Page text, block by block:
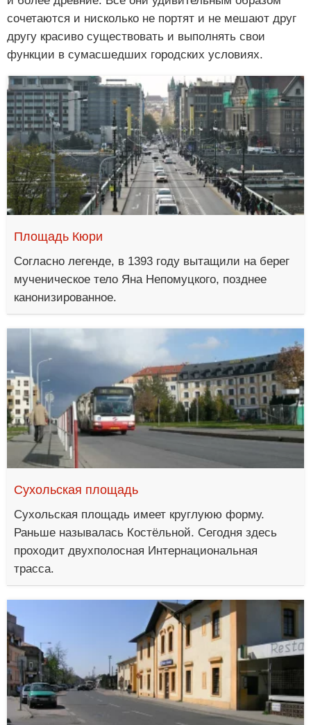
сочетаются и нисколько не портят и не мешают друг
другу красиво существовать и выполнять свои
функции в сумасшедших городских условиях.
Площадь Кюри
Согласно легенде, в 1393 году вытащили на берег
мученическое тело Яна Непомуцкого, позднее
канонизированное.
Сухольская площадь
Сухольская площадь имеет круглуюю форму.
Раньше называлась Костёльной. Сегодня здесь
проходит двухполосная Интернациональная
трасса.